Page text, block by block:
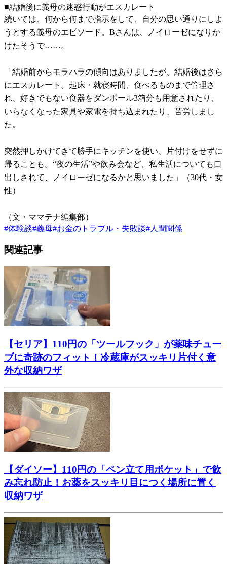
■結婚後に義母の迷惑行動がエスカレート
続いては、何から何まで指示をして、自分の思い通りにしよ
うとする義母のエピソード。Bさんは、ノイローゼになりか
けたそうで……。
「結婚前からモラハラの傾向はありましたが、結婚後はさら
にエスカレート。起床・就寝時間、食べるものまで管理さ
れ、好きでもない食器をダンボール3箱分も用意されたり、
いらなくなった家具や家電を持ち込まれたり、苦労しまし
た。
突然押しかけてきて勝手にキッチンを使い、片付けをせずに
帰ることも。“夜の生活”や飲み会など、私生活についても口
出しされて、ノイローゼになるかと思いました」（30代・女
性）
（文・ママテナ編集部）
#体験談#義母#お金のトラブル・失敗談#人間関係
関連記事
【セリア】110円の「ツールフック」が薬味チュー
ブに奇跡のフィット！冷蔵庫がスッキリ片付く意
外な収納ワザ
【ダイソー】110円の「ペン立て用ポケット」で飲
み忘れ防止！お薬をスッキリ目につく場所に置く
収納ワザ